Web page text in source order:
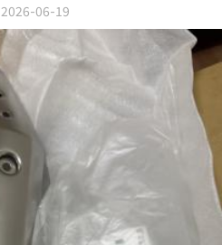
2026-06-19